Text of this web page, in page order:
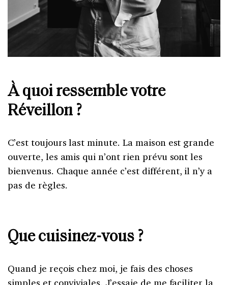
À quoi ressemble votre
Réveillon ?
C’est toujours last minute. La maison est grande
ouverte, les amis qui n’ont rien prévu sont les
bienvenus. Chaque année c’est différent, il n’y a
pas de règles.
Que cuisinez-vous ?
Quand je reçois chez moi, je fais des choses